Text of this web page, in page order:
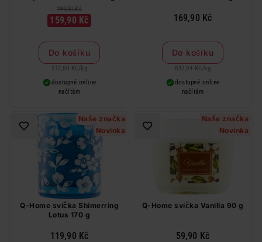
199,90 Kč
159,90 Kč
Do košíku
512,50 Kč / kg
dostupné online
načítám
169,90 Kč
Do košíku
832,84 Kč / kg
dostupné online
načítám
Naše značka
Novinka
Q-Home svíčka Shimerring
Lotus 170 g
119,90 Kč
Naše značka
Novinka
Q-Home svíčka Vanilla 90 g
59,90 Kč